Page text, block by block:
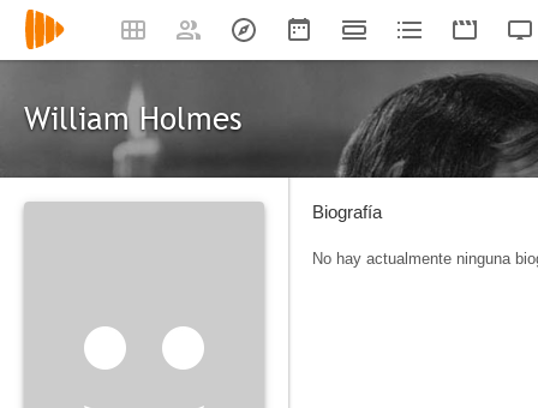
William Holmes
Biografía
No hay actualmente ninguna